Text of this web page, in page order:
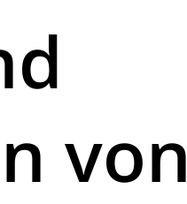
von